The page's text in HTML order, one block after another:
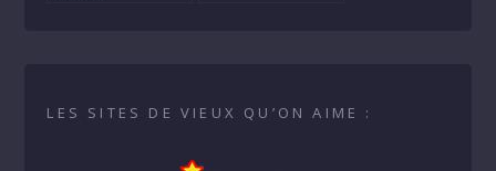
LES SITES DE VIEUX QU’ON AIME :